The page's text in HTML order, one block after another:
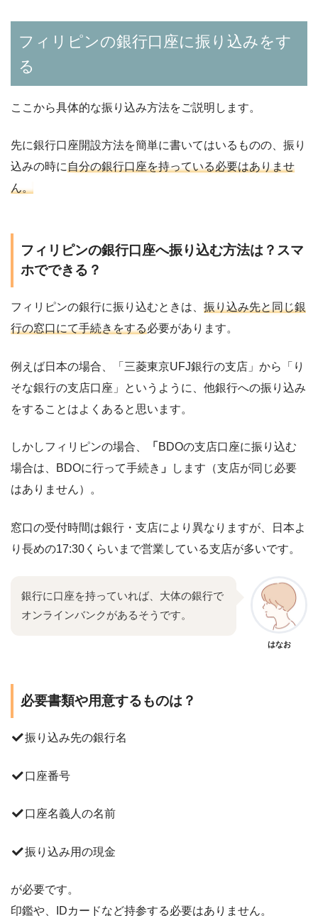
フィリピンの銀行口座に振り込みをす
る
ここから具体的な振り込み方法をご説明します。
先に銀行口座開設方法を簡単に書いてはいるものの、振り
込みの時に自分の銀行口座を持っている必要はありませ
ん。
フィリピンの銀行口座へ振り込む方法は？スマ
ホでできる？
フィリピンの銀行に振り込むときは、 振り込み先と同じ銀
行の窓口にて手続きをする必要があります。
例えば日本の場合、「三菱東京UFJ銀行の支店」から「り
そな銀行の支店口座」というように、他銀行への振り込み
をすることはよくあると思います。
しかしフィリピンの場合、 「 BDOの支店口座に振り込む
場合は、BDOに行って手続き 」
します（支店が同じ必要
はありません）。
窓口の受付時間は銀行・支店により異なりますが、日本よ
り長めの17:30くらいまで営業している支店が多いです。
銀行に口座を持っていれば、大体の銀行で
オンラインバンクがあるそうです。
はなお
必要書類や用意するものは？
振り込み先の銀行名
口座番号
口座名義人の名前
振り込み用の現金
が必要です。
印鑑や、IDカードなど持参する必要はありません。